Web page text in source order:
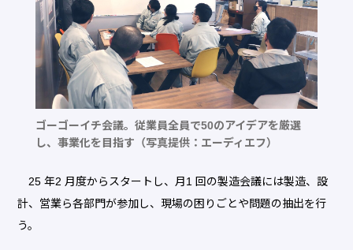
ゴーゴーイチ会議。従業員全員で50のアイデアを厳選
し、事業化を目指す（写真提供：エーディエフ）
25 年2 月度からスタートし、月1 回の製造会議には製造、設
計、営業ら各部門が参加し、現場の困りごとや問題の抽出を行
う。